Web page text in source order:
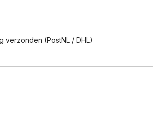
(PostNL / DHL)